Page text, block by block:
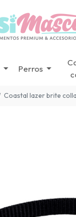
Perros
Coastal lazer brite